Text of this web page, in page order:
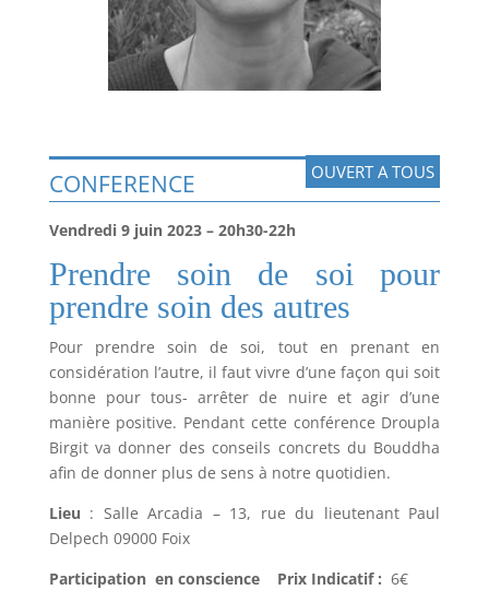
OUVERT A TOUS
CONFERENCE
Vendredi 9 juin 2023 – 20h30-22h
Prendre soin de soi pour
prendre soin des autres
Pour prendre soin de soi, tout en prenant en
considération l’autre, il faut vivre d’une façon qui soit
bonne pour tous- arrêter de nuire et agir d’une
manière positive. Pendant cette conférence Droupla
Birgit va donner des conseils concrets du Bouddha
afin de donner plus de sens à notre quotidien.
Lieu : Salle Arcadia – 13, rue du lieutenant Paul
Delpech 09000 Foix
Participation en conscience Prix Indicatif : 6€